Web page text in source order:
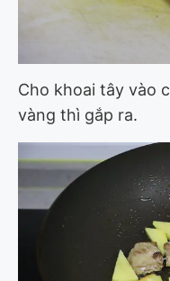
Cho khoai tây vào
vàng thì gắp ra.